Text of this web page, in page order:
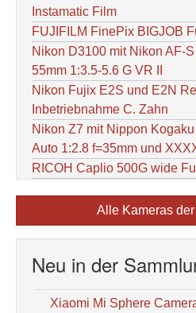
Instamatic Film
FUJIFILM FinePix BIGJOB
Nikon D3100 mit Nikon AF-
55mm 1:3.5-5.6 G VR II
Nikon Fujix E2S und E2N
Inbetriebnahme C. Zahn
Nikon Z7 mit Nippon
Auto 1:2.8 f=35mm und
RICOH Caplio 500G wide
Alle Kameras
Neu in der
Xiaomi Mi Sphere